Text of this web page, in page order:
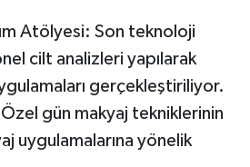
Atölyesi: Son teknoloji
cilt analizleri yapılarak
gerçekleştiriliyor.
gün makyaj tekniklerinin
uygulamalarına yönelik